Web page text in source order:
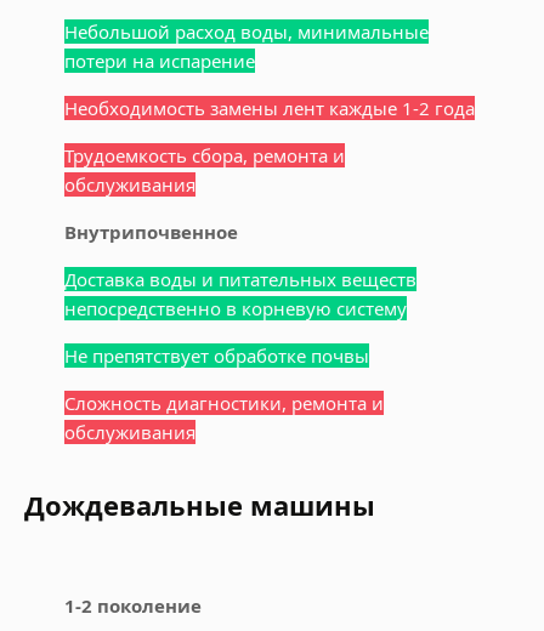
Небольшой расход воды, минимальные
потери на испарение
Необходимость замены лент каждые 1-2 года
Трудоемкость сбора, ремонта и
обслуживания
Внутрипочвенное
Доставка воды и питательных веществ
непосредственно в корневую систему
Не препятствует обработке почвы
Сложность диагностики, ремонта и
обслуживания
Дождевальные машины
1-2 поколение